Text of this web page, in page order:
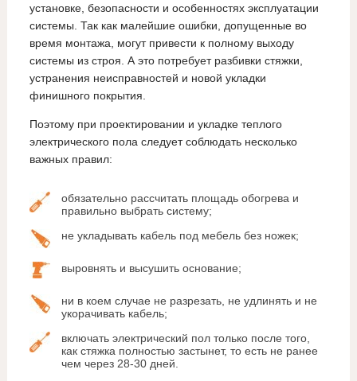
установке, безопасности и особенностях эксплуатации
системы. Так как малейшие ошибки, допущенные во
время монтажа, могут привести к полному выходу
системы из строя. А это потребует разбивки стяжки,
устранения неисправностей и новой укладки
финишного покрытия.
Поэтому при проектировании и укладке теплого
электрического пола следует соблюдать несколько
важных правил:
обязательно рассчитать площадь обогрева и
правильно выбрать систему;
не укладывать кабель под мебель без ножек;
выровнять и высушить основание;
ни в коем случае не разрезать, не удлинять и не
укорачивать кабель;
включать электрический пол только после того,
как стяжка полностью застынет, то есть не ранее
чем через 28-30 дней.